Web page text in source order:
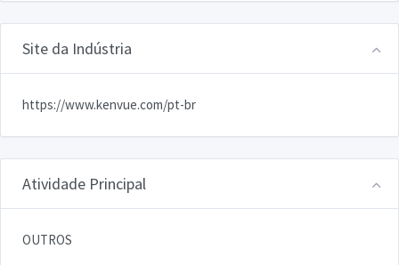
Site da Indústria
https://www.kenvue.com/pt-br
Atividade Principal
OUTROS